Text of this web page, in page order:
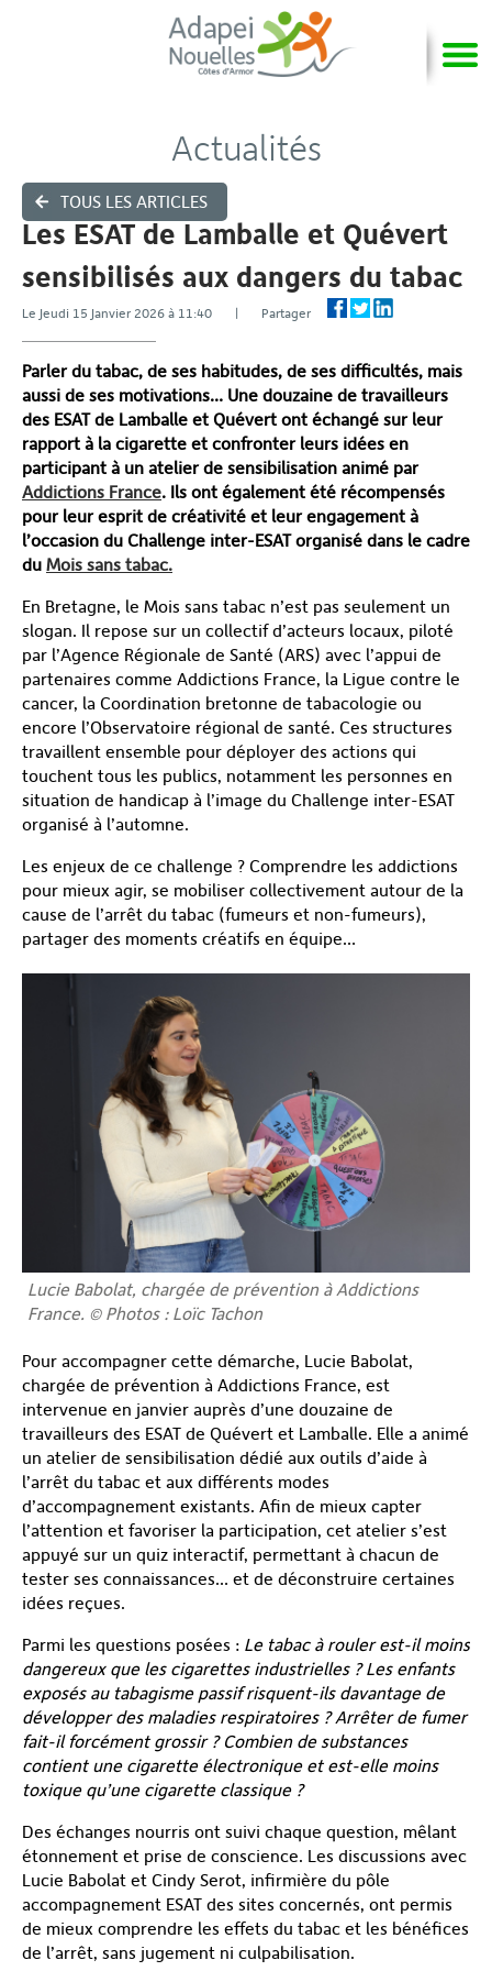
TOUS LES ARTICLES
Actualités
Les ESAT de Lamballe et Quévert
sensibilisés aux dangers du tabac
Le Jeudi 15 Janvier 2026 à 11:40 | Partager
Parler du tabac, de ses habitudes, de ses difficultés, mais
aussi de ses motivations… Une douzaine de travailleurs
des ESAT de Lamballe et Quévert ont échangé sur leur
rapport à la cigarette et confronter leurs idées en
participant à un atelier de sensibilisation animé par
Addictions France. Ils ont également été récompensés
pour leur esprit de créativité et leur engagement à
l’occasion du Challenge inter-ESAT organisé dans le cadre
du Mois sans tabac.
En Bretagne, le Mois sans tabac n’est pas seulement un
slogan. Il repose sur un collectif d’acteurs locaux, piloté
par l’Agence Régionale de Santé (ARS) avec l’appui de
partenaires comme Addictions France, la Ligue contre le
cancer, la Coordination bretonne de tabacologie ou
encore l’Observatoire régional de santé. Ces structures
travaillent ensemble pour déployer des actions qui
touchent tous les publics, notamment les personnes en
situation de handicap à l’image du Challenge inter-ESAT
organisé à l’automne.
Les enjeux de ce challenge ? Comprendre les addictions
pour mieux agir, se mobiliser collectivement autour de la
cause de l’arrêt du tabac (fumeurs et non-fumeurs),
partager des moments créatifs en équipe…
Lucie Babolat, chargée de prévention à Addictions
France. © Photos : Loïc Tachon
Pour accompagner cette démarche, Lucie Babolat,
chargée de prévention à Addictions France, est
intervenue en janvier auprès d’une douzaine de
travailleurs des ESAT de Quévert et Lamballe. Elle a animé
un atelier de sensibilisation dédié aux outils d’aide à
l’arrêt du tabac et aux différents modes
d’accompagnement existants. Afin de mieux capter
l’attention et favoriser la participation, cet atelier s’est
appuyé sur un quiz interactif, permettant à chacun de
tester ses connaissances… et de déconstruire certaines
idées reçues.
Parmi les questions posées : Le tabac à rouler est-il moins
dangereux que les cigarettes industrielles ? Les enfants
exposés au tabagisme passif risquent-ils davantage de
développer des maladies respiratoires ? Arrêter de fumer
fait-il forcément grossir ? Combien de substances
contient une cigarette électronique et est-elle moins
toxique qu’une cigarette classique ?
Des échanges nourris ont suivi chaque question, mêlant
étonnement et prise de conscience. Les discussions avec
Lucie Babolat et Cindy Serot, infirmière du pôle
accompagnement ESAT des sites concernés, ont permis
de mieux comprendre les effets du tabac et les bénéfices
de l’arrêt, sans jugement ni culpabilisation.